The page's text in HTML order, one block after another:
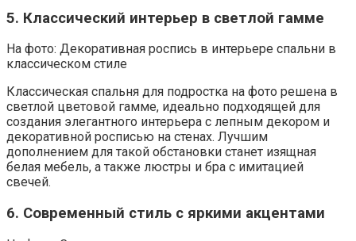
5. Классический интерьер в светлой гамме
На фото: Декоративная роспись в интерьере спальни в
классическом стиле
Классическая спальня для подростка на фото решена в
светлой цветовой гамме, идеально подходящей для
создания элегантного интерьера с лепным декором и
декоративной росписью на стенах. Лучшим
дополнением для такой обстановки станет изящная
белая мебель, а также люстры и бра с имитацией
свечей.
6. Современный стиль с яркими акцентами